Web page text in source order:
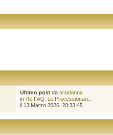
Ultimo post daorsidanna
in Re:FAQ: Le Processionari...
il 13 Marzo 2026, 20:33:45